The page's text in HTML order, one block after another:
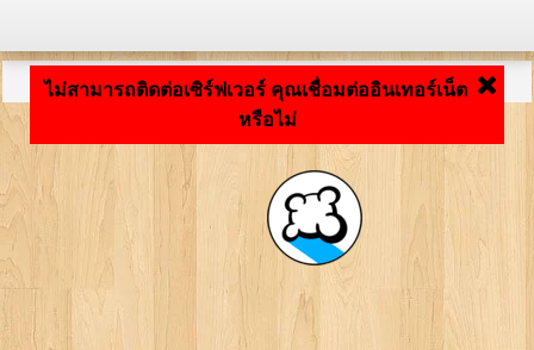
ไม่สามารถติดต่อเซิร์ฟเวอร์ คุณเชื่อมต่ออินเทอร์เน็ต
หรือไม่
กำลังโหลดแอปพลิเคชัน ... ...